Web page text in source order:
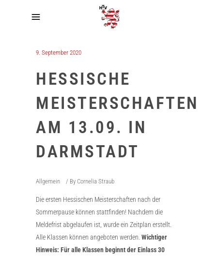
9. September 2020
HESSISCHE
MEISTERSCHAFTEN
AM 13.09. IN
DARMSTADT
Allgemein By Cornelia Straub
Die ersten Hessischen Meisterschaften nach der
Sommerpause können stattfinden! Nachdem die
Meldefrist abgelaufen ist, wurde ein Zeitplan erstellt.
Alle Klassen können angeboten werden. Wichtiger
Hinweis: Für alle Klassen beginnt der Einlass 30